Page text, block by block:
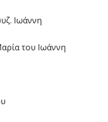
Ιωάννη
του Ιωάννη